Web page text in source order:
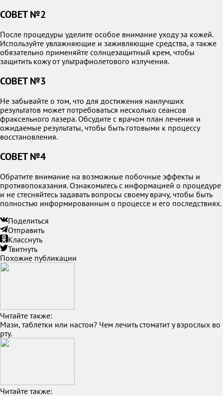
СОВЕТ №2
После процедуры уделите особое внимание уходу за кожей.
Используйте увлажняющие и заживляющие средства, а также
обязательно применяйте солнцезащитный крем, чтобы
защитить кожу от ультрафиолетового излучения.
СОВЕТ №3
Не забывайте о том, что для достижения наилучших
результатов может потребоваться несколько сеансов
фраксельного лазера. Обсудите с врачом план лечения и
ожидаемые результаты, чтобы быть готовыми к процессу
восстановления.
СОВЕТ №4
Обратите внимание на возможные побочные эффекты и
противопоказания. Ознакомьтесь с информацией о процедуре
и не стесняйтесь задавать вопросы своему врачу, чтобы быть
полностью информированным о процессе и его последствиях.
Поделиться
Отправить
Класснуть
Твитнуть
Похожие публикации
Читайте также:
Мази, таблетки или настои? Чем лечить стоматит у взрослых во
рту.
Читайте также: